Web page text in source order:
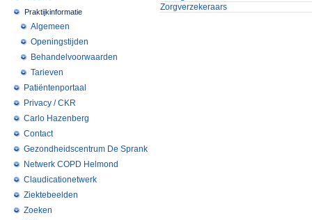
Praktijkinformatie
Algemeen
Openingstijden
Behandelvoorwaarden
Tarieven
Patiëntenportaal
Privacy / CKR
Carlo Hazenberg
Contact
Gezondheidscentrum De Sprank
Netwerk COPD Helmond
Claudicationetwerk
Ziektebeelden
Zoeken
Zorgverzekeraars